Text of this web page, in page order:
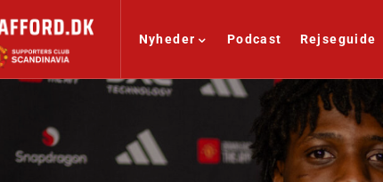
Nyheder Podcast Rejseguide